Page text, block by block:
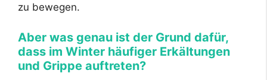
zu bewegen.
Aber was genau ist der Grund dafür,
dass im Winter häufiger Erkältungen
und Grippe auftreten?